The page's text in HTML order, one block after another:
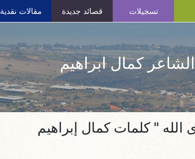
تسجيلات قصائد جديدة مقالات نقدية
كمال ابراهيم
الله " كلمات كمال إبراهيم